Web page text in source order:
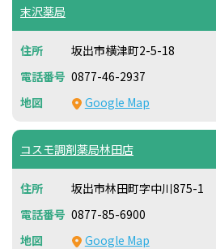
末沢薬局
坂出市横津町2-5-18
0877-46-2937
Google Map
コスモ調剤薬局林田店
坂出市林田町字中川875-1
0877-85-6900
Google Map